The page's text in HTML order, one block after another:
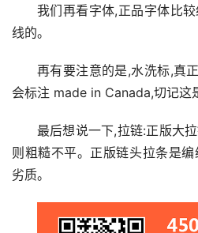
我们再看字体,正品字体比
线的。
再有要注意的是,水洗标,真
会标注 made in Canada,切记这
最后想说一下,拉链:正版大
则粗糙不平。正版链头拉条是
劣质。